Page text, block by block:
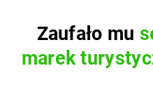
Zaufało mu
marek